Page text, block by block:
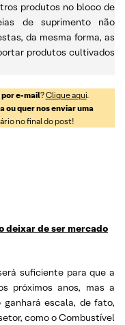
produtos no bloco de
de suprimento não
da mesma forma, as
produtos cultivados
e-mail?Clique aqui.
ou quer nos enviar uma
no final do post!
deixar de ser mercado
suficiente para que a
próximos anos, mas a
escala, de fato,
como o Combustível